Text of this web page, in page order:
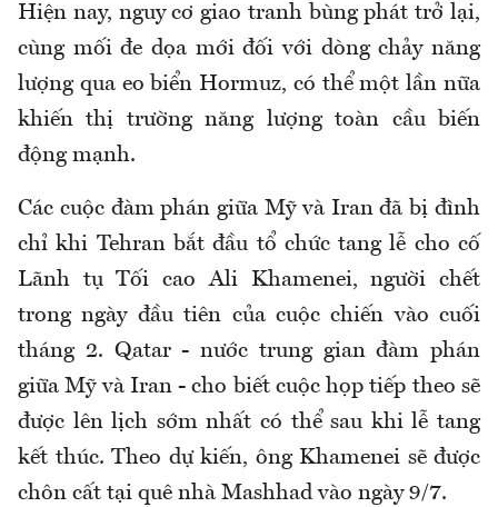
Hiện nay, nguy cơ giao tranh bùng phát trở lại,
cùng mối đe dọa mới đối với dòng chảy năng
lượng qua eo biển Hormuz, có thể một lần nữa
khiến thị trường năng lượng toàn cầu biến
động mạnh.
Các cuộc đàm phán giữa Mỹ và Iran đã bị đình
chỉ khi Tehran bắt đầu tổ chức tang lễ cho cố
Lãnh tụ Tối cao Ali Khamenei, người chết
trong ngày đầu tiên của cuộc chiến vào cuối
tháng 2. Qatar - nước trung gian đàm phán
giữa Mỹ và Iran - cho biết cuộc họp tiếp theo sẽ
được lên lịch sớm nhất có thể sau khi lễ tang
kết thúc. Theo dự kiến, ông Khamenei sẽ được
chôn cất tại quê nhà Mashhad vào ngày 9/7.